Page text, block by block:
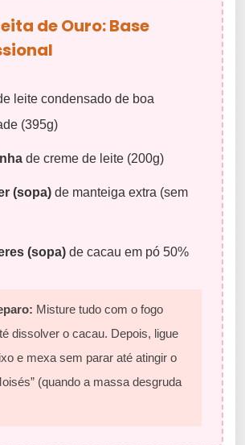
de Ouro: Base
leite condensado de boa
(395g)
de creme de leite (200g)
(sopa) de manteiga extra (sem
(sopa) de cacau em pó 50%
Misture tudo com o fogo
dissolver o cacau. Depois, ligue
e mexa sem parar até atingir o
(quando a massa desgruda